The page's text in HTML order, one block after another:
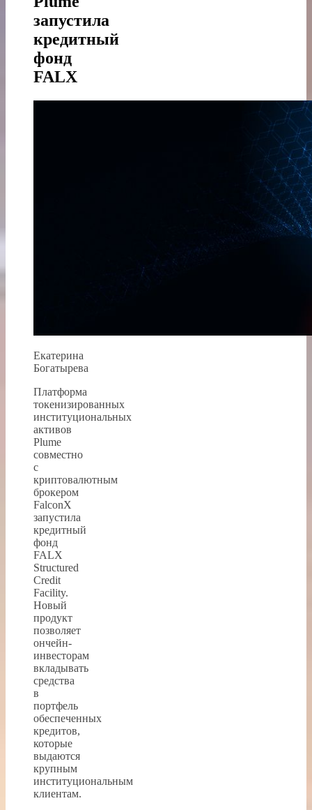
запустила
кредитный
фонд
FALX
Екатерина
Богатырева
Платформа
токенизированных
институциональных
активов
Plume
совместно
с
криптовалютным
брокером
FalconX
запустила
кредитный
фонд
FALX
Structured
Credit
Facility.
Новый
продукт
позволяет
ончейн-
инвесторам
вкладывать
средства
в
портфель
обеспеченных
кредитов,
которые
выдаются
крупным
институциональным
клиентам.